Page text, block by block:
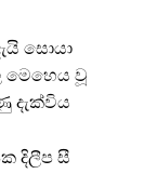
සොයා
මෙහෙය වූ
දැක්විය
දිලීප සී